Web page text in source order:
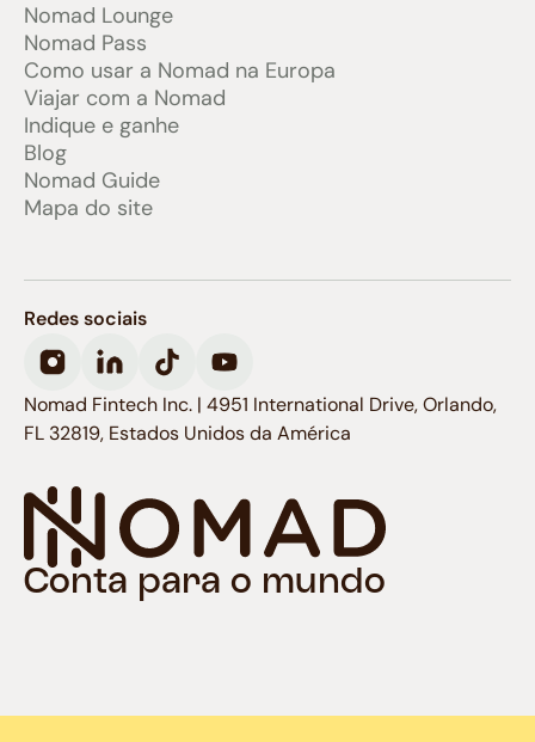
Nomad Lounge
Nomad Pass
Como usar a Nomad na Europa
Viajar com a Nomad
Indique e ganhe
Blog
Nomad Guide
Mapa do site
Conta para o mundo
Redes sociais
Nomad Fintech Inc. | 4951 International Drive, Orlando,
FL 32819, Estados Unidos da América